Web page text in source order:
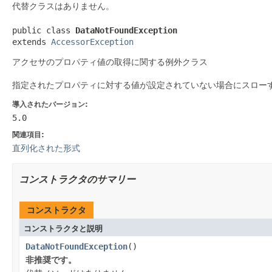
代替クラスはありません。
public class DataNotFoundException
extends AccessorException
アクセサのプロパティ値の取得に関する例外クラス
指定されたプロパティに対する値が設定されていない場合にスロー
導入されたバージョン:
5.0
関連項目:
直列化された形式
コンストラクタのサマリー
コンストラクタ
コンストラクタと説明
DataNotFoundException()
非推奨です。